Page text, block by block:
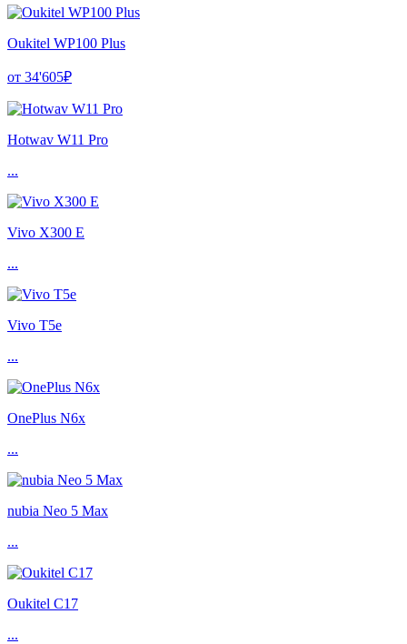
Oukitel WP100 Plus
от 34'605₽
Hotwav W11 Pro
...
Vivo X300 E
...
Vivo T5e
...
OnePlus N6x
...
nubia Neo 5 Max
...
Oukitel C17
...